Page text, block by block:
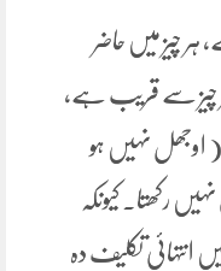
ہر چیز میں حاضر
چیز سے قریب ہے،
نہیں ہو
رکھتا۔ کیونکہ
انتہائی تکلیف دہ